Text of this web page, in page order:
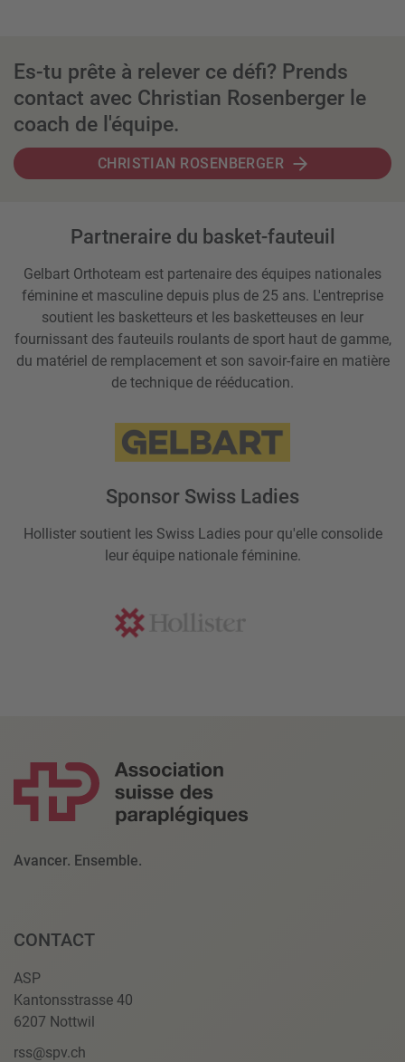
Es-tu prête à relever ce défi? Prends
contact avec Christian Rosenberger le
coach de l'équipe.
CHRISTIAN ROSENBERGER
Partneraire du basket-fauteuil
Gelbart Orthoteam est partenaire des équipes nationales
féminine et masculine depuis plus de 25 ans. L'entreprise
soutient les basketteurs et les basketteuses en leur
fournissant des fauteuils roulants de sport haut de gamme,
du matériel de remplacement et son savoir-faire en matière
de technique de rééducation.
Sponsor Swiss Ladies
Hollister soutient les Swiss Ladies pour qu'elle consolide
leur équipe nationale féminine.
Avancer. Ensemble.
CONTACT
ASP
Kantonsstrasse 40
6207 Nottwil
rss@spv.ch